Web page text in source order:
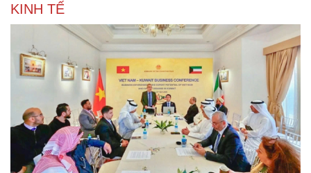
KINH TẾ